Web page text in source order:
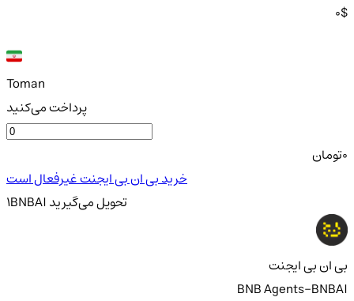
0$
Toman
پرداخت می‌کنید
تومان
خرید بی ان بی ایجنت غیرفعال است
1BNBAI تحویلمی‌گیرید
بی ان بی ایجنت
BNB Agents-BNBAI